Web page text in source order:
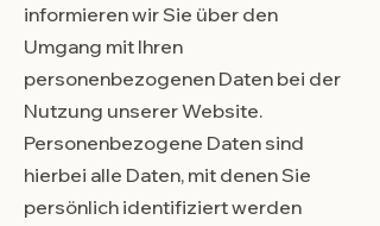
informieren wir Sie über den
Umgang mit Ihren
personenbezogenen Daten bei der
Nutzung unserer Website.
Personenbezogene Daten sind
hierbei alle Daten, mit denen Sie
persönlich identifiziert werden